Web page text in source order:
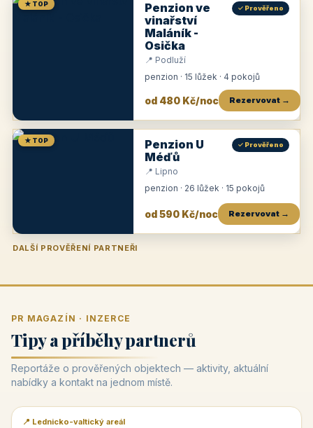
★ TOP
Penzion ve
vinařství
Maláník -
Osička
✓ Prověřeno
📍 Podluží
penzion · 15 lůžek · 4 pokojů
od 480 Kč/noc Rezervovat →
★ TOP
Penzion U
Méďů
✓ Prověřeno
📍 Lipno
penzion · 26 lůžek · 15 pokojů
od 590 Kč/noc Rezervovat →
DALŠÍ PROVĚŘENÍ PARTNEŘI
Penzion U Zámku Pension Faber
PR MAGAZÍN · INZERCE
Tipy a příběhy partnerů
Reportáže o prověřených objektech — aktivity, aktuální
nabídky a kontakt na jednom místě.
📰 PR článek
📍 Lednicko-valtický areál